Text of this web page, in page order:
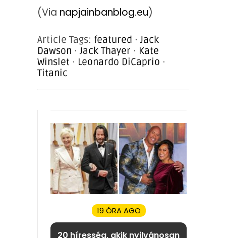
(Via napjainbanblog.eu)
Article Tags: featured · Jack
Dawson · Jack Thayer · Kate
Winslet · Leonardo DiCaprio ·
Titanic
19 ÓRA AGO
20 híresség, akik nyilvánosan